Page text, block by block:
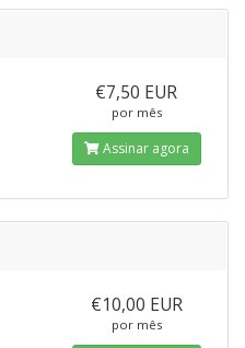
€7,50 EUR
por mês
Assinar agora
€10,00 EUR
por mês